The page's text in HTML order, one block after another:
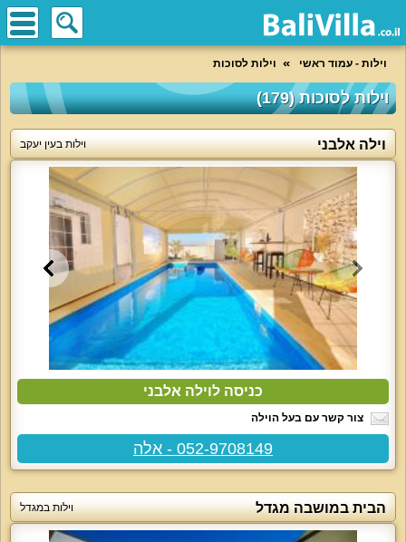
וילות - עמוד ראשי וילות לסוכות
וילות לסוכות (179)
וילה אלבני וילות בעין יעקב
כניסה לוילה אלבני
צור קשר עם בעל הוילה
052-9708149 - אלה
הבית במושבה מגדל וילות במגדל